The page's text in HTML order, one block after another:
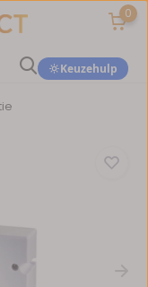
0
Keuzehulp